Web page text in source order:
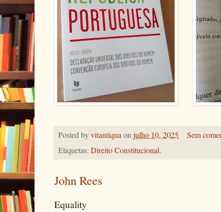
Posted byvitantiquaonjulho 10, 2025
Sem
Etiquetas: Direito Constitucional.
John Rees
Equality